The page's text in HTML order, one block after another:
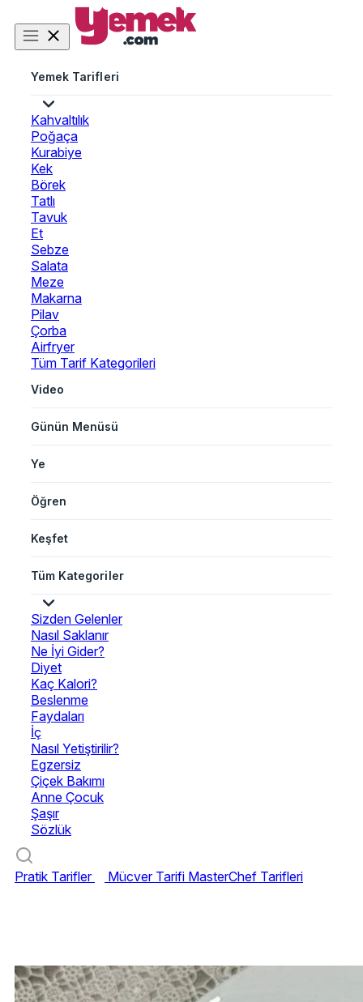
Yemek Tarifleri
Kahvaltılık
Poğaça
Kurabiye
Kek
Börek
Tatlı
Tavuk
Et
Sebze
Salata
Meze
Makarna
Pilav
Çorba
Airfryer
Tüm Tarif Kategorileri
Video
Günün Menüsü
Ye
Öğren
Keşfet
Tüm Kategoriler
Sizden Gelenler
Nasıl Saklanır
Ne İyi Gider?
Diyet
Kaç Kalori?
Beslenme
Faydaları
İç
Nasıl Yetiştirilir?
Egzersiz
Çiçek Bakımı
Anne Çocuk
Şaşır
Sözlük
Pratik Tarifler Mücver Tarifi MasterChef Tarifleri